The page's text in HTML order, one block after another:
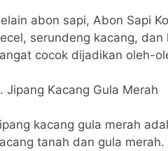
abon sapi, Abon Sapi
serundeng kacang,
cocok dijadikan oleh-
Jipang Kacang Gula Merah
kacang gula merah
tanah dan gula merah.